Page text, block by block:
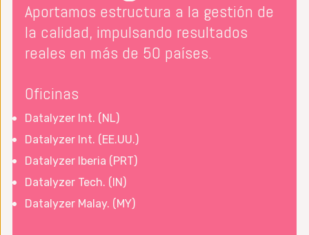
Aportamos estructura a la gestión de
la calidad, impulsando resultados
reales en más de 50 países.
Oficinas
Datalyzer Int. (NL)
Datalyzer Int. (EE.UU.)
Datalyzer Iberia (PRT)
Datalyzer Tech. (IN)
Datalyzer Malay. (MY)